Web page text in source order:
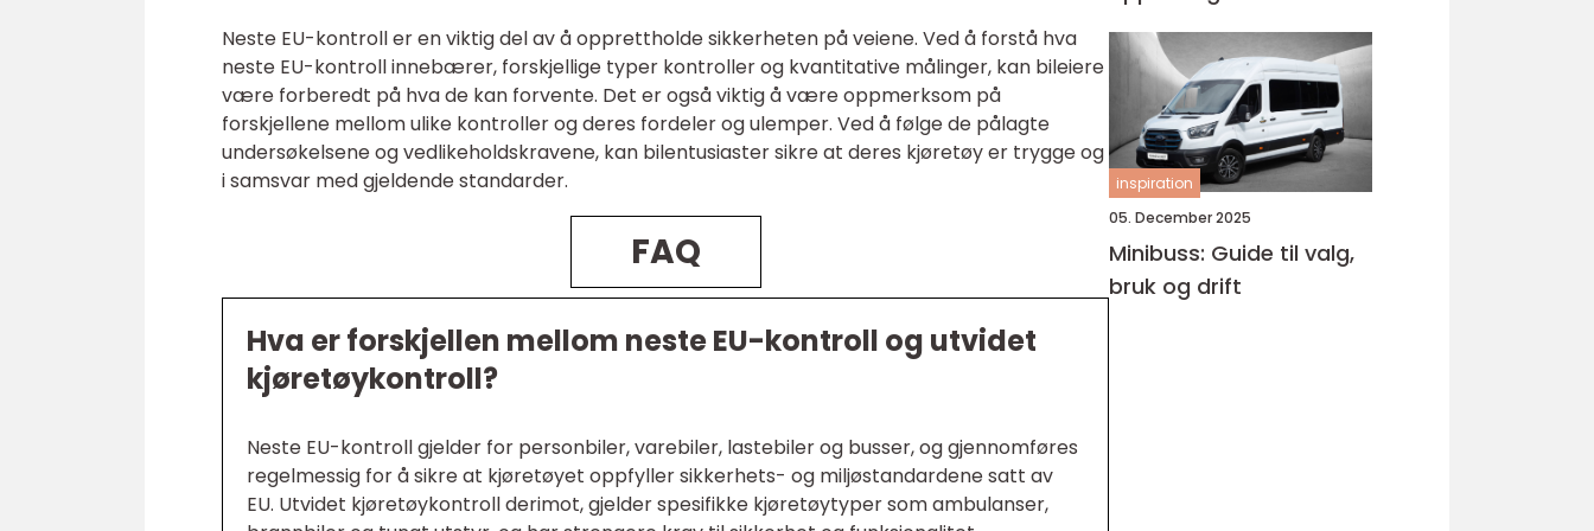
Neste EU-kontroll er en viktig del av å opprettholde sikkerheten på veiene. Ved å forstå hva
neste EU-kontroll innebærer, forskjellige typer kontroller og kvantitative målinger, kan bileiere
være forberedt på hva de kan forvente. Det er også viktig å være oppmerksom på
forskjellene mellom ulike kontroller og deres fordeler og ulemper. Ved å følge de pålagte
undersøkelsene og vedlikeholdskravene, kan bilentusiaster sikre at deres kjøretøy er trygge og
i samsvar med gjeldende standarder.
FAQ
Hva er forskjellen mellom neste EU-kontroll og utvidet
kjøretøykontroll?
Neste EU-kontroll gjelder for personbiler, varebiler, lastebiler og busser, og gjennomføres
regelmessig for å sikre at kjøretøyet oppfyller sikkerhets- og miljøstandardene satt av
EU. Utvidet kjøretøykontroll derimot, gjelder spesifikke kjøretøytyper som ambulanser,
Bjørnafjorden
inspiration
05. December 2025
Minibuss: Guide til valg,
bruk og drift